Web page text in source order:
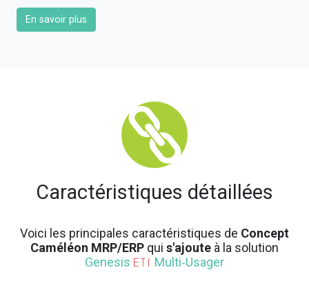
En savoir plus
Caractéristiques détaillées
Voici les principales caractéristiques de Concept
Caméléon MRP/ERP qui s'ajoute à la solution
Genesis ETI Multi‑Usager